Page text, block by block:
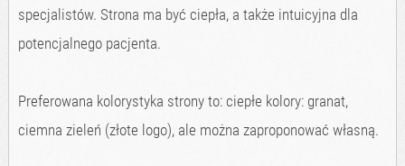
specjalistów. Strona ma być ciepła, a także intuicyjna dla
potencjalnego pacjenta.
Preferowana kolorystyka strony to: ciepłe kolory: granat,
ciemna zieleń (złote logo), ale można zaproponować własną.